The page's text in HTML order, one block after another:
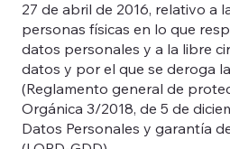
27 de abril de 2016, relativo a
personas físicas en lo que
datos personales y a la libre
datos y por el que se deroga
(Reglamento general de
Orgánica 3/2018, de 5 de
Datos Personales y garantía